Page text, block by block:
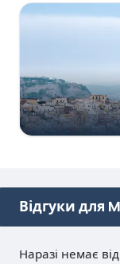
Відгуки для
Наразі немає